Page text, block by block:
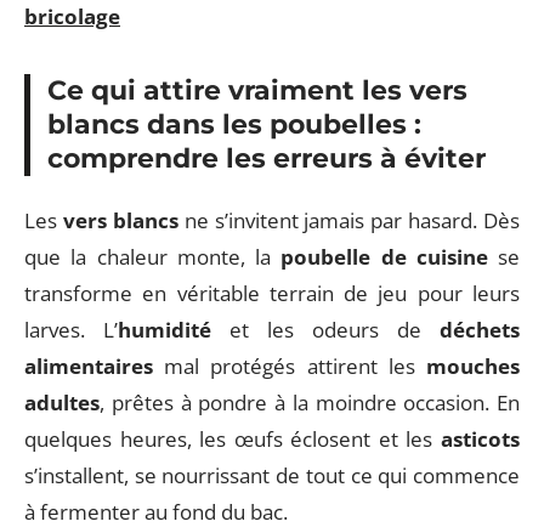
bricolage
Ce qui attire vraiment les vers
blancs dans les poubelles :
comprendre les erreurs à éviter
Les vers blancsne s’invitent jamais par hasard. Dès
que la chaleur monte, la poubelle de cuisinese
transforme en véritable terrain de jeu pour leurs
larves. L’humidité et les odeurs de déchets
alimentaires mal protégés attirent les mouches
adultes, prêtes à pondre à la moindre occasion. En
quelques heures, les œufs éclosent et les asticots
s’installent, se nourrissant de tout ce qui commence
à fermenter au fond du bac.